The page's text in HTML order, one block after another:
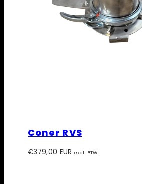
Coner RVS
Prijs
€379,00 EUR excl. BTW